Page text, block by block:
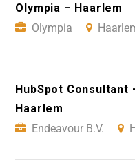
Olympia – Haarlem
Olympia
HubSpot Consultant
Haarlem
Endeavour B.V.